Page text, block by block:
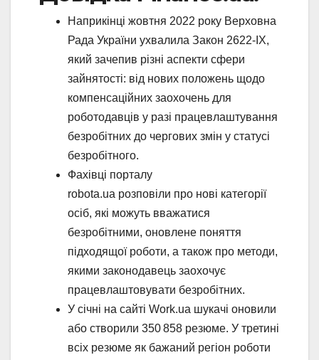
Наприкінці жовтня 2022 року Верховна
Рада України ухвалила Закон 2622-ІХ,
який зачепив різні аспекти сфери
зайнятості: від нових положень щодо
компенсаційних заохочень для
роботодавців у разі працевлаштування
безробітних до чергових змін у статусі
безробітного.
Фахівці порталу
robota.ua розповіли про нові категорії
осіб, які можуть вважатися
безробітними, оновлене поняття
підходящої роботи, а також про методи,
якими законодавець заохочує
працевлаштовувати безробітних.
У січні на сайті Work.ua шукачі оновили
або створили 350 858 резюме. У третині
всіх резюме як бажаний регіон роботи